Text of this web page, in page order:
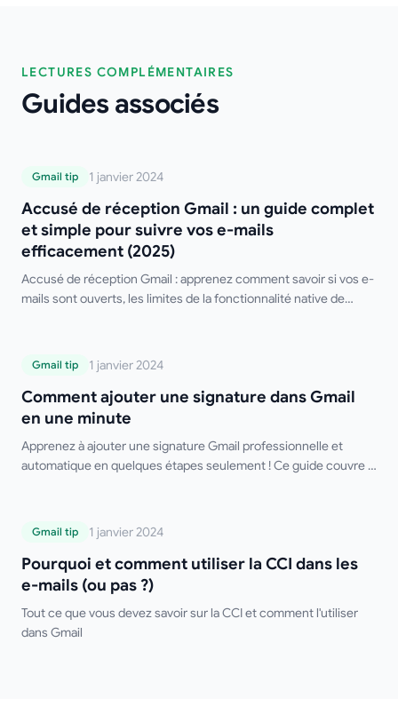
LECTURES COMPLÉMENTAIRES
Guides associés
Accusé de réception Gmail : un guide
efficacement (2025)
Gmail tip 1 janvier 2024
Accusé de réception Gmail : un guide complet
et simple pour suivre vos e-mails
efficacement (2025)
Accusé de réception Gmail : apprenez comment savoir si vos e-
mails sont ouverts, les limites de la fonctionnalité native de
Comment ajouter une signature dans
Gmail tip 1 janvier 2024
Comment ajouter une signature dans Gmail
en une minute
Apprenez à ajouter une signature Gmail professionnelle et
automatique en quelques étapes seulement ! Ce guide couvre la
la saisie manuelle de votre signature !
Pourquoi et comment utiliser la CCI dans
Gmail tip 1 janvier 2024
Pourquoi et comment utiliser la CCI dans les
e-mails (ou pas ?)
Tout ce que vous devez savoir sur la CCI et comment l'utiliser
dans Gmail